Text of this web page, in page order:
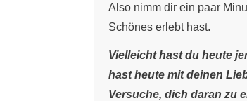
Also nimm dir ein paar
Schönes erlebt hast.
Vielleicht hast du heute
hast heute mit deinen
Versuche, dich daran zu